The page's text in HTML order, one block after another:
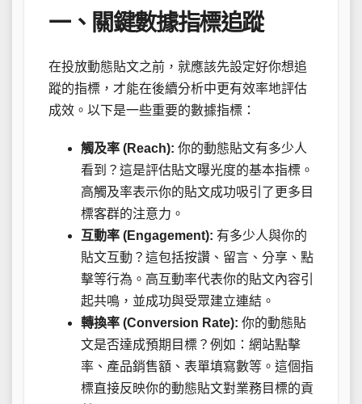
一、關鍵數據指標追蹤
在投放動態貼文之前，就應該先設定好你想追
蹤的指標，才能在後續分析中更有效率地評估
成效。以下是一些重要的數據指標：
觸及率 (Reach): 你的動態貼文有多少人
看到？這是評估貼文曝光度的基本指標。
高觸及率表示你的貼文成功吸引了更多目
標客群的注意力。
互動率 (Engagement): 有多少人與你的
貼文互動？這包括按讚、留言、分享、點
擊等行為。高互動率代表你的貼文內容引
起共鳴，並成功與受眾建立連結。
轉換率 (Conversion Rate): 你的動態貼
文是否達成預期目標？例如：網站點擊
率、產品銷售額、表單填寫數等。這個指
標直接反映你的動態貼文對業務目標的貢